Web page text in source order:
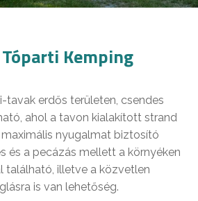
Kemping
tavak erdős területen, csendes
ahol a tavon kialakított strand
nyugalmat biztosító
és a pecázás mellett a környéken
található, illetve a közvetlen
is van lehetőség.